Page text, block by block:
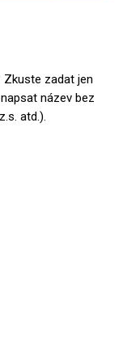
Zkuste zadat jen
název bez
atd.).